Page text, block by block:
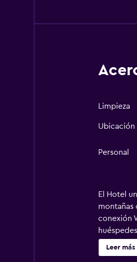
Limpieza
Ubicación
Personal
El Hotel
montañas
conexión
completo
esquí más
Leer más